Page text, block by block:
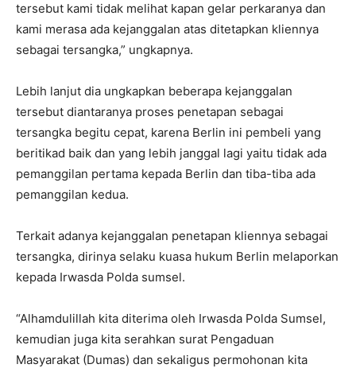
tersebut kami tidak melihat kapan gelar perkaranya dan
kami merasa ada kejanggalan atas ditetapkan kliennya
sebagai tersangka,” ungkapnya.
Lebih lanjut dia ungkapkan beberapa kejanggalan
tersebut diantaranya proses penetapan sebagai
tersangka begitu cepat, karena Berlin ini pembeli yang
beritikad baik dan yang lebih janggal lagi yaitu tidak ada
pemanggilan pertama kepada Berlin dan tiba-tiba ada
pemanggilan kedua.
Terkait adanya kejanggalan penetapan kliennya sebagai
tersangka, dirinya selaku kuasa hukum Berlin melaporkan
kepada Irwasda Polda sumsel.
“Alhamdulillah kita diterima oleh Irwasda Polda Sumsel,
kemudian juga kita serahkan surat Pengaduan
Masyarakat (Dumas) dan sekaligus permohonan kita